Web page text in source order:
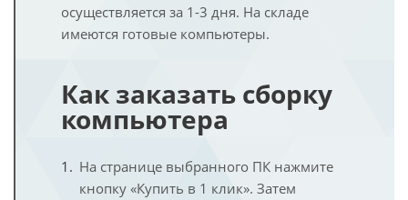
осуществляется за 1-3 дня. На складе
имеются готовые компьютеры.
Как заказать сборку
компьютера
На странице выбранного ПК нажмите
кнопку «Купить в 1 клик». Затем